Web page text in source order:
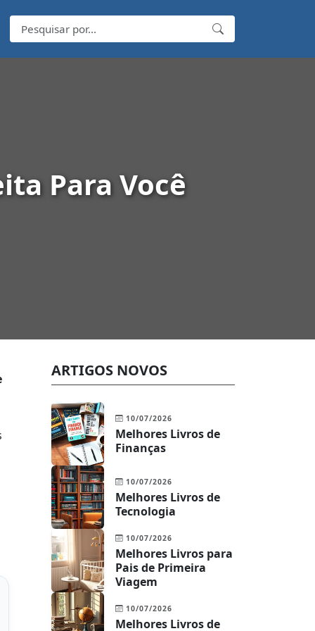
Para Você
ARTIGOS NOVOS
10/07/2026
Melhores Livros de
Finanças
10/07/2026
Melhores Livros de
Tecnologia
10/07/2026
Melhores Livros para
Pais de Primeira
Viagem
10/07/2026
Melhores Livros de